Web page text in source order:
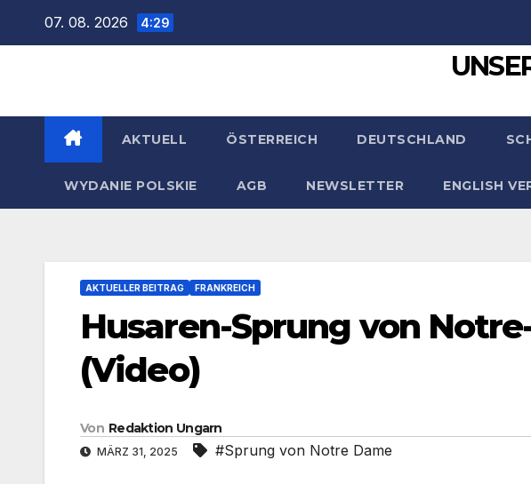
07. 08. 2026 4:29
AKTUELL ÖSTERREICH DEUTSCHLAND
WYDANIE POLSKIE AGB NEWSLETTER ENGLISH
AKTUELLER BEITRAG FRANKREICH
Husaren-Sprung von
(Video)
Von Redaktion Ungarn
MÄRZ 31, 2025 #Sprung von Notre Dame